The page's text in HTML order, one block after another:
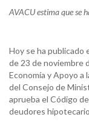
AVACU estima que se
Hoy se ha publicado
de 23 de noviembre
Economía y Apoyo a
del Consejo de
aprueba el Código
deudores